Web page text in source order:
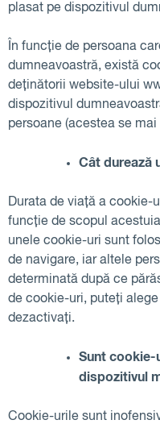
plasat pe dispozitivul
În funcție de persoana
dumneavoastră, există
deținătorii website-ului
dispozitivul
persoane (acestea se
Cât durează
Durata de viață a cookie-
funcție de scopul
unele cookie-uri sunt
de navigare, iar altele
determinată după ce
de cookie-uri, puteți
dezactivați.
Sunt cookie-
dispozitivul
Cookie-urile sunt